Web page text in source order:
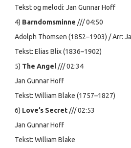
Tekst og melodi: Jan Gunnar Hoff
4) Barndomsminne /// 04:50
Adolph Thomsen (1852–1903) / Arr:
Tekst: Elias Blix (1836–1902)
5) The Angel/// 02:34
Jan Gunnar Hoff
Tekst: William Blake (1757–1827)
6) Love’s Secret /// 02:53
Jan Gunnar Hoff
Tekst: William Blake